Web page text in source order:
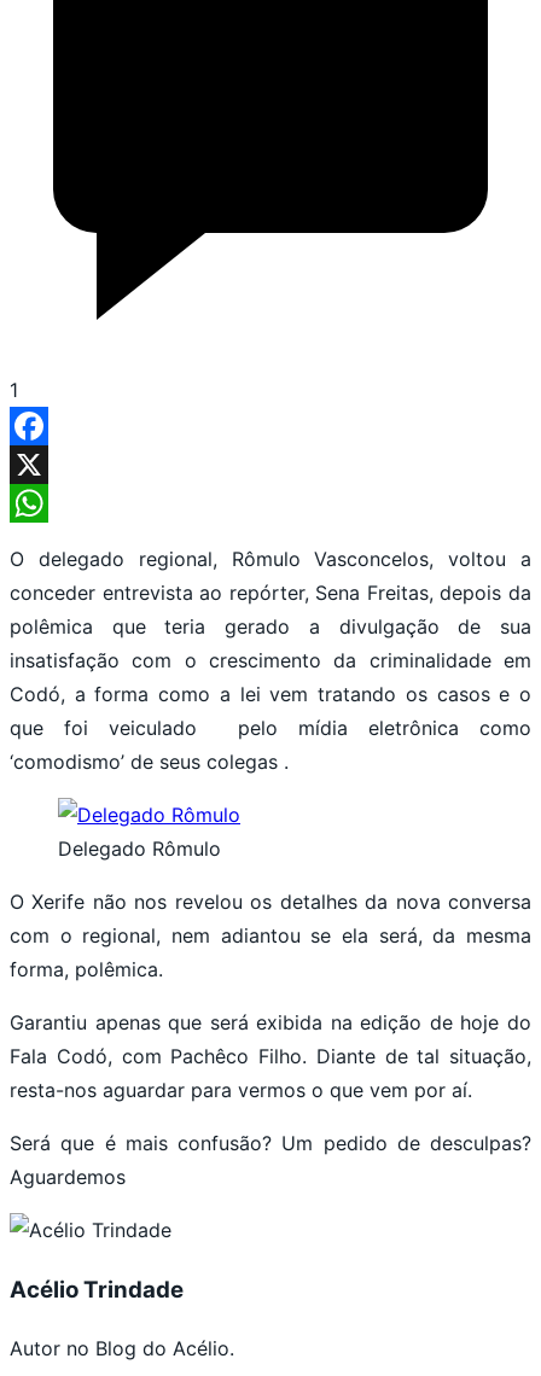
1
Facebook
X
O delegado regional, Rômulo Vasconcelos, voltou a
conceder entrevista ao repórter, Sena Freitas, depois da
polêmica que teria gerado a divulgação de sua
insatisfação com o crescimento da criminalidade em
Codó, a forma como a lei vem tratando os casos e o
que foi veiculado pelo mídia eletrônica como
‘comodismo’ de seus colegas .
Delegado Rômulo
O Xerife não nos revelou os detalhes da nova conversa
com o regional, nem adiantou se ela será, da mesma
forma, polêmica.
Garantiu apenas que será exibida na edição de hoje do
Fala Codó, com Pachêco Filho. Diante de tal situação,
resta-nos aguardar para vermos o que vem por aí.
Será que é mais confusão? Um pedido de desculpas?
Aguardemos
Acélio Trindade
Autor no Blog do Acélio.